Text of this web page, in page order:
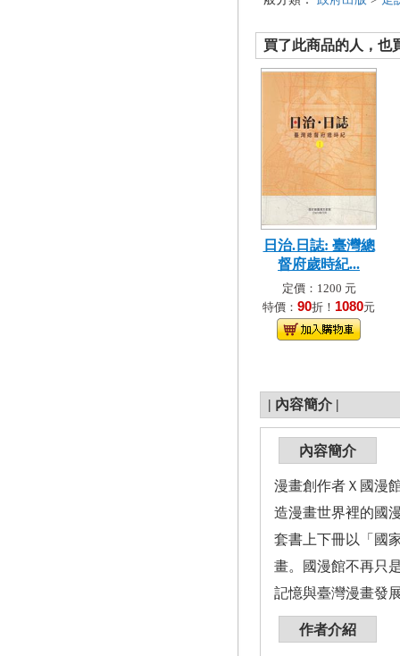
買了此商品的人，也
日治.日誌: 臺灣總
督府歲時紀...
定價：1200 元
特價： 90折！ 1080元
| 內容簡介 |
內容簡介
漫畫創作者Ｘ國漫
造漫畫世界裡的國
套書上下冊以「國
畫。國漫館不再只
記憶與臺灣漫畫發
作者介紹